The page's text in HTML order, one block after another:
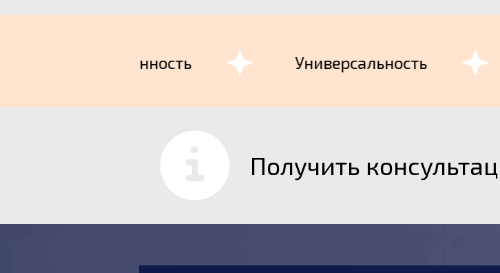
Маневренность Универсальность
Получить